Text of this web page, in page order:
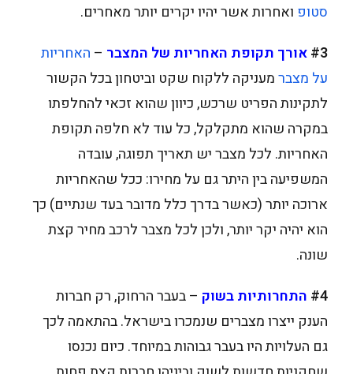
סטופ ואחרות אשר יהיו יקרים יותר מאחרים.
#3 אורך תקופת האחריות של המצבר – האחריות
על מצברמעניקה ללקוח שקט וביטחון בכל הקשור
לתקינות הפריט שרכש, כיוון שהוא זכאי להחלפתו
במקרה שהוא מתקלקל, כל עוד לא חלפה תקופת
האחריות. לכל מצבר יש תאריך תפוגה, עובדה
המשפיעה בין היתר גם על מחירו: ככל שהאחריות
ארוכה יותר (כאשר בדרך כלל מדובר בעד שנתיים) כך
הוא יהיה יקר יותר, ולכן לכל מצבר לרכב מחיר קצת
שונה.
#4 התחרותיות בשוק – בעבר הרחוק, רק חברות
הענק ייצרו מצברים שנמכרו בישראל. בהתאמה לכך
גם העלויות היו בעבר גבוהות במיוחד. כיום נכנסו